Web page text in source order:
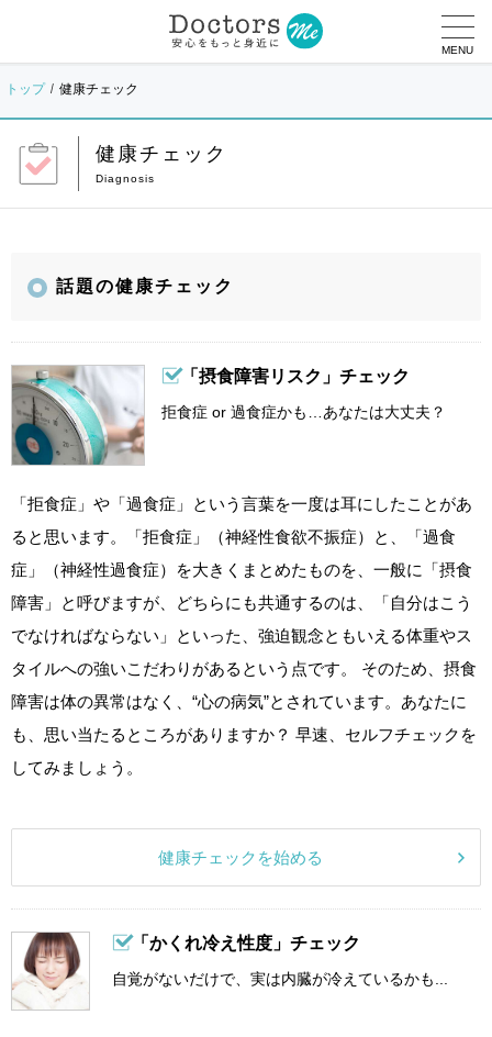
MENU
トップ 健康チェック
健康チェック
話題の健康チェック
「摂食障害リスク」チェック
拒食症 or 過食症かも…あなたは大丈夫？
「拒食症」や「過食症」という言葉を一度は耳にしたことがあ
ると思います。「拒食症」（神経性食欲不振症）と、「過食
症」（神経性過食症）を大きくまとめたものを、一般に「摂食
障害」と呼びますが、どちらにも共通するのは、「自分はこう
でなければならない」といった、強迫観念ともいえる体重やス
タイルへの強いこだわりがあるという点です。 そのため、摂食
障害は体の異常はなく、“心の病気”とされています。あなたに
も、思い当たるところがありますか？ 早速、セルフチェックを
してみましょう。
健康チェックを始める
「かくれ冷え性度」チェック
自覚がないだけで、実は内臓が冷えているかも...